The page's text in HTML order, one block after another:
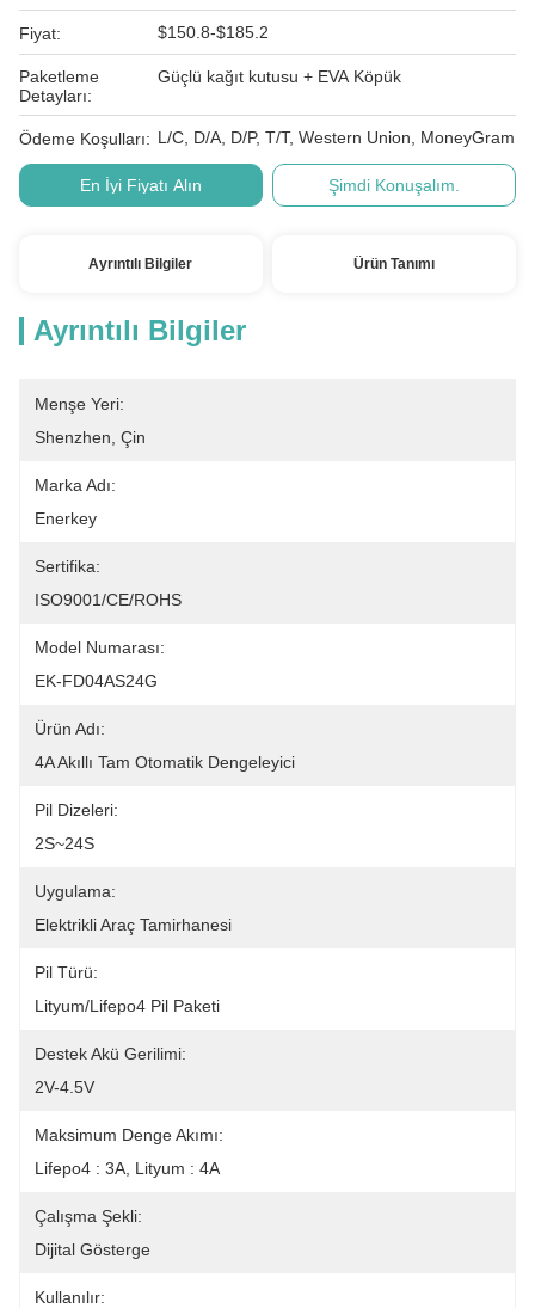
Fiyat: $150.8-$185.2
Paketleme
Detayları:
Güçlü kağıt kutusu + EVA Köpük
Ödeme Koşulları: L/C, D/A, D/P, T/T, Western Union, MoneyGram
En İyi Fiyatı Alın Şimdi Konuşalım.
Ayrıntılı Bilgiler Ürün Tanımı
Ayrıntılı Bilgiler
Menşe Yeri:
Shenzhen, Çin
Marka Adı:
Enerkey
Sertifika:
ISO9001/CE/ROHS
Model Numarası:
EK-FD04AS24G
Ürün Adı:
4A Akıllı Tam Otomatik Dengeleyici
Pil Dizeleri:
2S~24S
Uygulama:
Elektrikli Araç Tamirhanesi
Pil Türü:
Lityum/Lifepo4 Pil Paketi
Destek Akü Gerilimi:
2V-4.5V
Maksimum Denge Akımı:
Lifepo4 : 3A, Lityum : 4A
Çalışma Şekli:
Dijital Gösterge
Kullanılır: